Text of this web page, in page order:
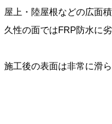
屋上・陸屋根などの広面
久性の面ではFRP防水に劣
施工後の表面は非常に滑